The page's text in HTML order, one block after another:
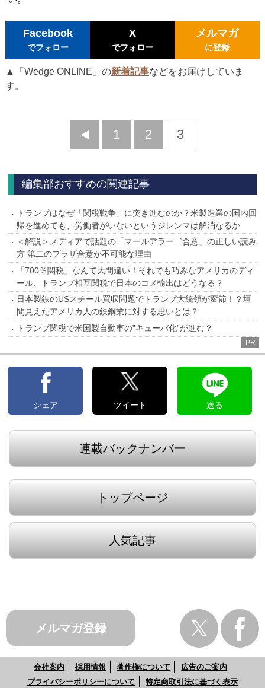
Facebook
でフォロー
X
でフォロー
メルマガ
に登録
▲「Wedge ONLINE」の新着記事などをお届けしていま
す。
前
1 2 3
編集部おすすめの関連記事
トランプはなぜ「関税戦争」に突き進むのか？米製造業の国内回
帰を進めても、労働者がいないというジレンマは解消なるか
＜解説＞メディアで話題の「マールアラーゴ合意」の正しい読み
方 第二のプラザ合意が不可能な理由
「700％関税」なんて大間違い！それでも巧みなアメリカのディ
ール、トランプ相互関税で日本のコメ輸出はどうなる？
日本製鉄のUSスチール買収問題でトランプ大統領が変節！？垣
間見えたアメリカ人の鉄鋼業に対する思いとは？
トランプ関税で米国製自動車の”キューバ化”が進む？
PR
シェア ツイート 送る
連載バックナンバー
トップページ
人気記事
メルマガ登録
会社案内 採用情報 著作権について
広告のご案内
プライバシーポリシーについて
特定商取引法に基づく表示